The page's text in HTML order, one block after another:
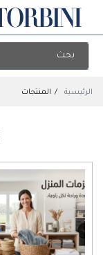
الرئيسية المنتجات